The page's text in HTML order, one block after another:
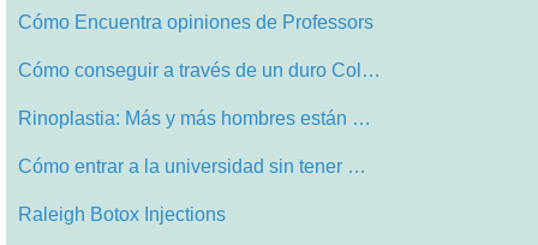
Cómo Encuentra opiniones de Professors
Cómo conseguir a través de un duro Col…
Rinoplastia: Más y más hombres están …
Cómo entrar a la universidad sin tener …
Raleigh Botox Injections